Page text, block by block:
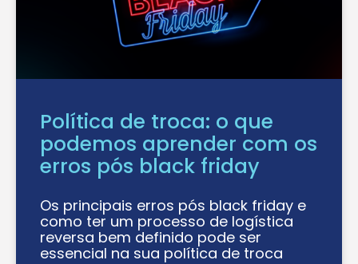
Política de troca: o que
podemos aprender com os
erros pós black friday
Os principais erros pós black friday e
como ter um processo de logística
reversa bem definido pode ser
essencial na sua política de troca